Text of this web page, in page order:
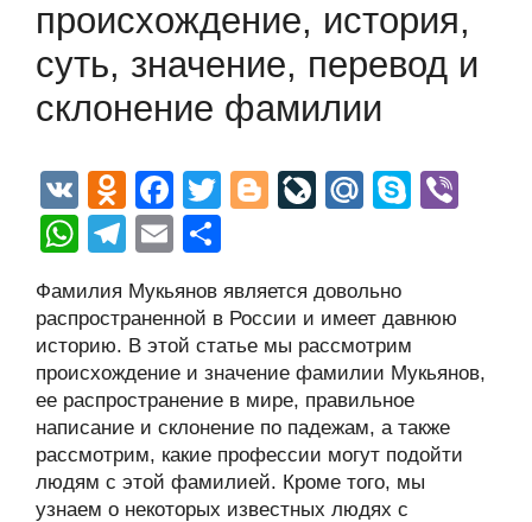
происхождение, история,
суть, значение, перевод и
склонение фамилии
V
K
O
d
n
o
kl
a
ss
ni
ki
F
a
c
e
b
o
o
k
T
er
Bl
g
er
Li
J
o
ur
n
al
M
u
S
e
W
at
s
A
p
p
T
e
gr
a
m
E
ail р
а
в
и
ть
Фамилия Мукьянов является довольно
распространенной в России и имеет давнюю
историю. В этой статье мы рассмотрим
происхождение и значение фамилии Мукьянов,
ее распространение в мире, правильное
написание и склонение по падежам, а также
рассмотрим, какие профессии могут подойти
людям с этой фамилией. Кроме того, мы
узнаем о некоторых известных людях с